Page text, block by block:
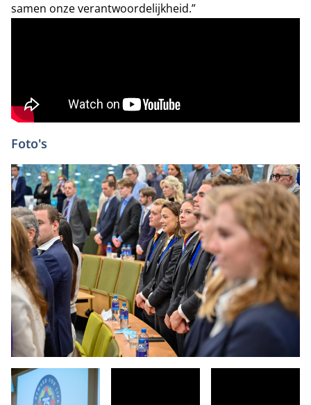
samen onze verantwoordelijkheid.”
Foto's